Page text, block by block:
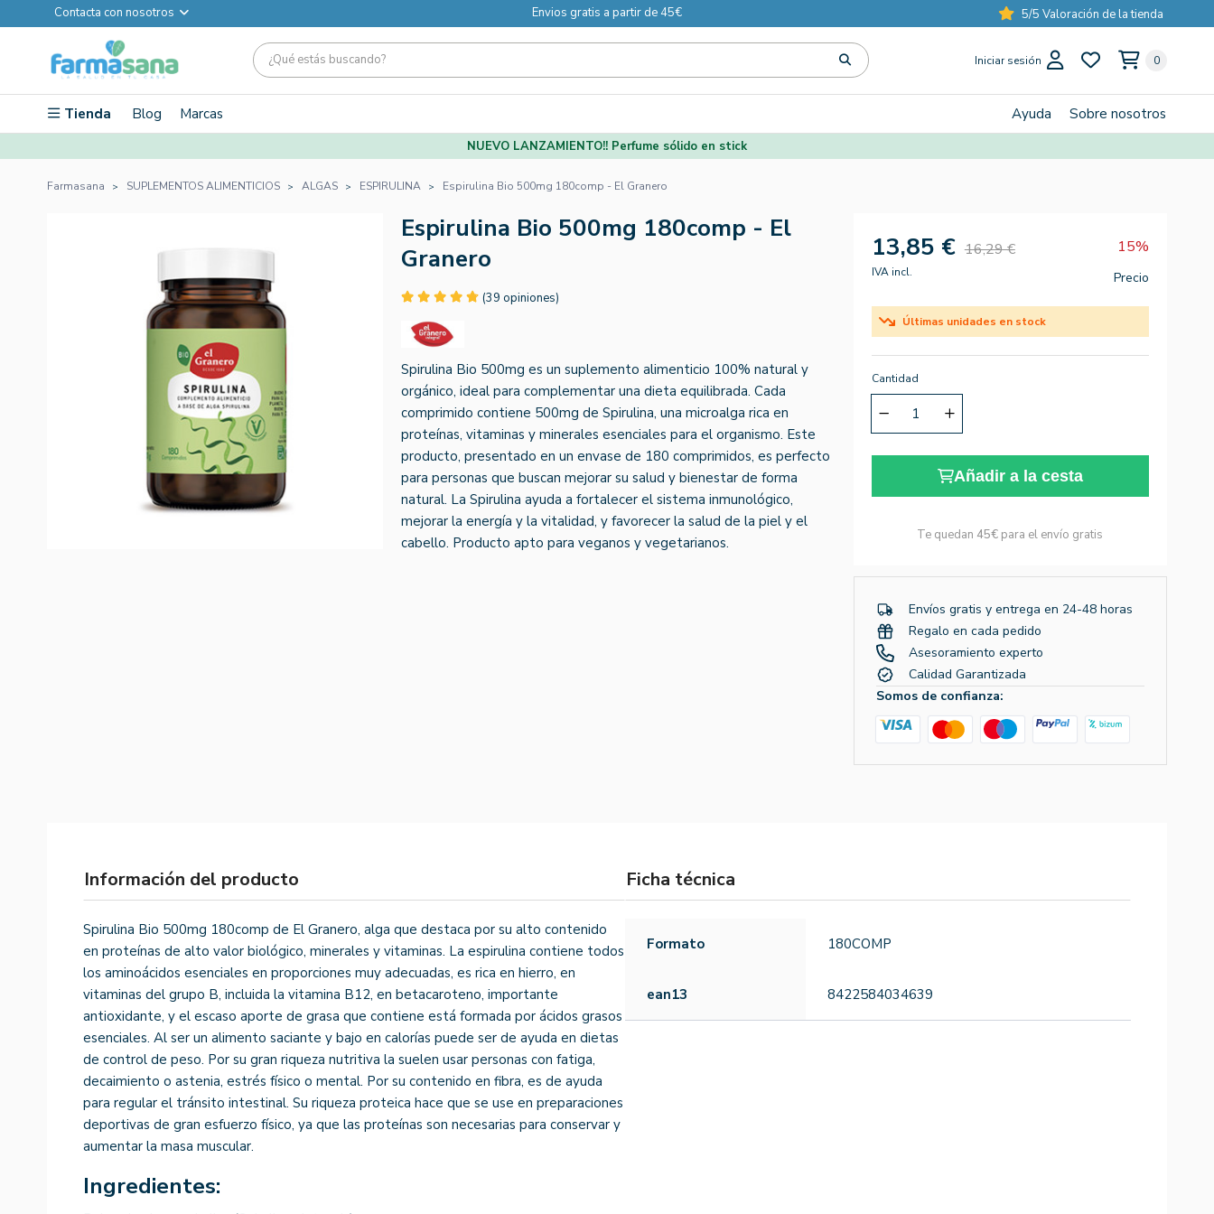
Contacta con nosotros Envios gratis a partir de 45€ 5/5 Valoración de la tienda
Iniciar sesión 0
Tienda Blog Marcas Ayuda Sobre nosotros
NUEVO LANZAMIENTO!! Perfume sólido en stick
Farmasana SUPLEMENTOS ALIMENTICIOS ALGAS ESPIRULINA Espirulina Bio 500mg 180comp - El Granero
Espirulina Bio 500mg 180comp - El
Granero
(39 opiniones)
Spirulina Bio 500mg es un suplemento alimenticio 100% natural y
orgánico, ideal para complementar una dieta equilibrada. Cada
comprimido contiene 500mg de Spirulina, una microalga rica en
proteínas, vitaminas y minerales esenciales para el organismo. Este
producto, presentado en un envase de 180 comprimidos, es perfecto
para personas que buscan mejorar su salud y bienestar de forma
natural. La Spirulina ayuda a fortalecer el sistema inmunológico,
mejorar la energía y la vitalidad, y favorecer la salud de la piel y el
cabello. Producto apto para veganos y vegetarianos.
13,85 € 16,29 € 15%
IVA incl. Precio
Últimas unidades en stock
Cantidad
Añadir a la cesta
Te quedan 45€ para el envío gratis
Envíos gratis y entrega en 24-48 horas
Regalo en cada pedido
Asesoramiento experto
Calidad Garantizada
Somos de confianza:
Información del producto
Spirulina Bio 500mg 180comp de El Granero, alga que destaca por su alto contenido
en proteínas de alto valor biológico, minerales y vitaminas. La espirulina contiene todos
los aminoácidos esenciales en proporciones muy adecuadas, es rica en hierro, en
vitaminas del grupo B, incluida la vitamina B12, en betacaroteno, importante
antioxidante, y el escaso aporte de grasa que contiene está formada por ácidos grasos
esenciales. Al ser un alimento saciante y bajo en calorías puede ser de ayuda en dietas
de control de peso. Por su gran riqueza nutritiva la suelen usar personas con fatiga,
decaimiento o astenia, estrés físico o mental. Por su contenido en fibra, es de ayuda
para regular el tránsito intestinal. Su riqueza proteica hace que se use en preparaciones
deportivas de gran esfuerzo físico, ya que las proteínas son necesarias para conservar y
aumentar la masa muscular.
Ingredientes:
Ficha técnica
Formato 180COMP
ean13 8422584034639